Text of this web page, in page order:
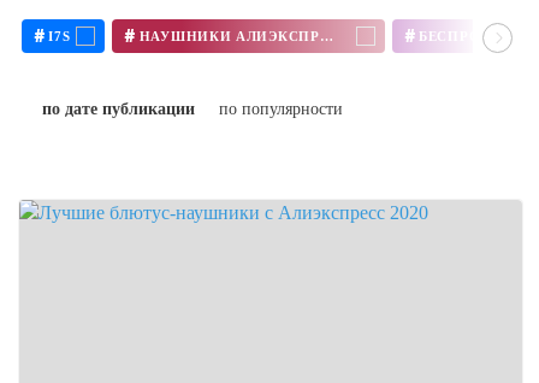
# I7S # НАУШНИКИ АЛИЭКСПРЕСС #
по дате публикации по популярности